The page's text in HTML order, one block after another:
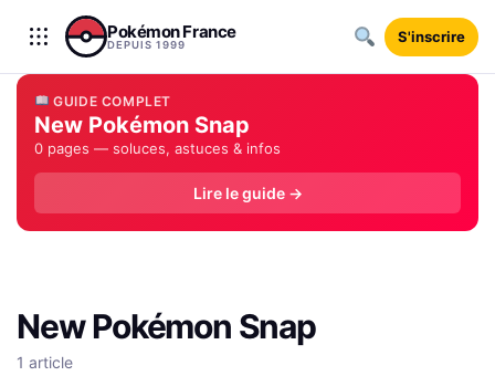
Aller au contenu
Pokémon France
DEPUIS 1999 S'inscrire
GUIDE COMPLET
New Pokémon Snap
0 pages — soluces, astuces & infos
Lire le guide →
New Pokémon Snap
1 article